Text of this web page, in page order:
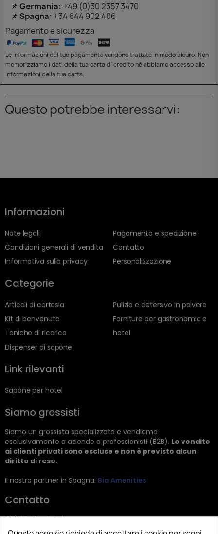
📌 Germania: +49 (0)30 2357 3470
📌 Spagna: +34 644 902 406
Pagamento e sicurezza
Le informazioni del tuo pagamento vengono trattate in modo sicuro. Non
memorizziamo i dati della tua carta di credito né abbiamo accesso alle
informazioni della tua carta.
Questo potrebbe interessarvi:
Informazioni
Note legali
Condizioni generali di vendita
Informativa sulla privacy
Pagamento e spedizione
Contatto
Personalizzazione
Categorie
Articoli di cortesia
Kit di benvenuto
Taniche di ricarica
Dispenser di sapone
Pulizia e detersivo in polvere
Forniture per gastronomia e
hotel
Link rilevanti
Sapone per hotel
Siamo grossisti
Siamo un grossista specializzato e vendiamo
esclusivamente a aziende e professionisti (B2B). Le vendite
ai clienti privati sono escluse e non è previsto alcun
diritto di reso.
Il nostro partner in Spagna: Bio Amenities
Contatto
JRG Trading GmbH